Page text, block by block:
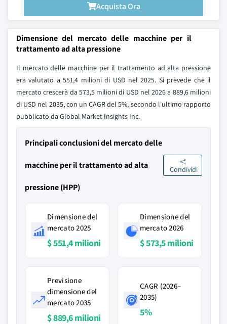
Acquista Ora
Dimensione del mercato delle macchine per il
trattamento ad alta pressione
Il mercato delle macchine per il trattamento ad alta pressione
era valutato a 551,4 milioni di USD nel 2025. Si prevede che il
mercato crescerà da 573,5 milioni di USD nel 2026 a 889,6 milioni
di USD nel 2035, con un CAGR del 5%, secondo l'ultimo rapporto
pubblicato da Global Market Insights Inc.
Principali conclusioni del mercato delle
macchine per il trattamento ad alta
pressione (HPP)
Condividi
Dimensione del
mercato 2025
$ 551,4 milioni
Dimensione del
mercato 2026
$ 573,5 milioni
Previsione
dimensione del
mercato 2035
$ 889,6 milioni
CAGR (2026–
2035)
5%